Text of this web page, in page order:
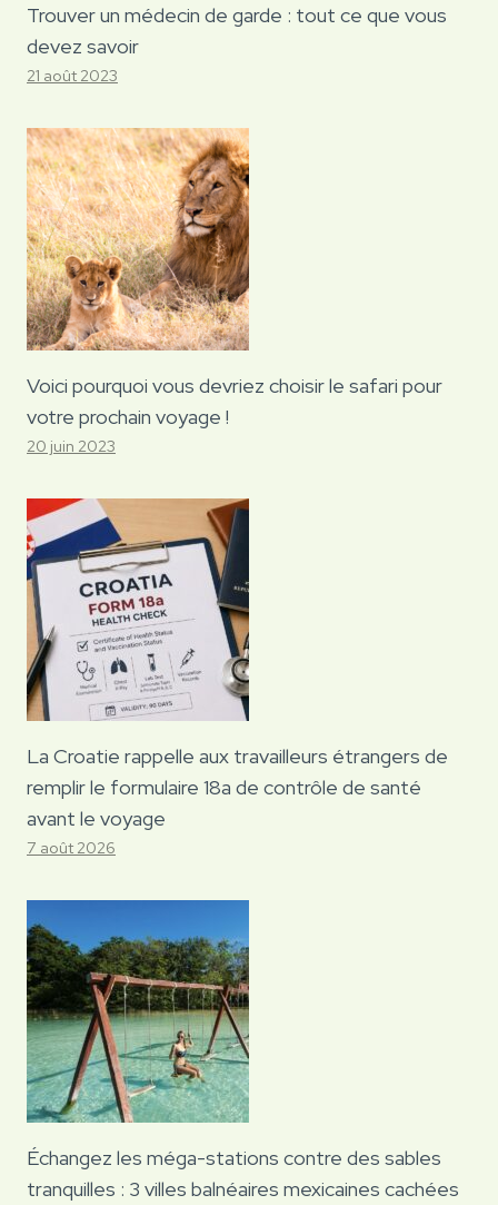
Trouver un médecin de garde : tout ce que vous
devez savoir
21 août 2023
Voici pourquoi vous devriez choisir le safari pour
votre prochain voyage !
20 juin 2023
La Croatie rappelle aux travailleurs étrangers de
remplir le formulaire 18a de contrôle de santé
avant le voyage
7 août 2026
Échangez les méga-stations contre des sables
tranquilles : 3 villes balnéaires mexicaines cachées